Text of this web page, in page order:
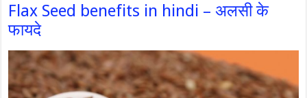
Flax Seed benefits in hindi – अलसी के
फायदे